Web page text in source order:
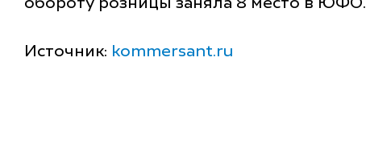
обороту розницы заняла 8 место в ЮФО.
Источник: kommersant.ru